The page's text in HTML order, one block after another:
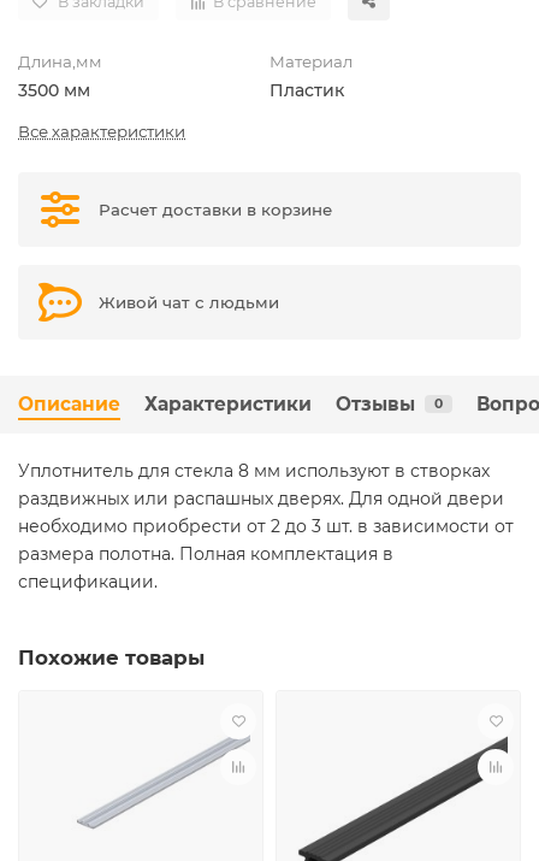
Длина,мм
3500 мм
Материал
Пластик
Все характеристики
Расчет доставки в корзине
Живой чат с людьми
Описание Характеристики Отзывы 0
Уплотнитель для стекла 8 мм используют в створках
раздвижных или распашных дверях. Для одной двери
необходимо приобрести от 2 до 3 шт. в зависимости от
размера полотна. Полная комплектация в
спецификации.
Похожие товары